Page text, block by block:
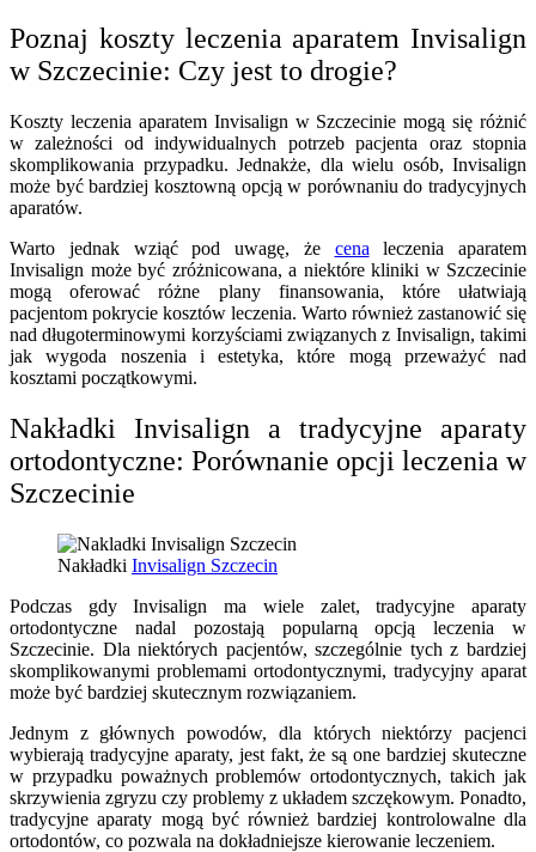
Poznaj koszty leczenia aparatem Invisalign
w Szczecinie: Czy jest to drogie?
Koszty leczenia aparatem Invisalign w Szczecinie mogą się różnić
w zależności od indywidualnych potrzeb pacjenta oraz stopnia
skomplikowania przypadku. Jednakże, dla wielu osób, Invisalign
może być bardziej kosztowną opcją w porównaniu do tradycyjnych
aparatów.
Warto jednak wziąć pod uwagę, że cena leczenia aparatem
Invisalign może być zróżnicowana, a niektóre kliniki w Szczecinie
mogą oferować różne plany finansowania, które ułatwiają
pacjentom pokrycie kosztów leczenia. Warto również zastanowić się
nad długoterminowymi korzyściami związanych z Invisalign, takimi
jak wygoda noszenia i estetyka, które mogą przeważyć nad
kosztami początkowymi.
Nakładki Invisalign a tradycyjne aparaty
ortodontyczne: Porównanie opcji leczenia w
Szczecinie
Nakładki Invisalign Szczecin
Podczas gdy Invisalign ma wiele zalet, tradycyjne aparaty
ortodontyczne nadal pozostają popularną opcją leczenia w
Szczecinie. Dla niektórych pacjentów, szczególnie tych z bardziej
skomplikowanymi problemami ortodontycznymi, tradycyjny aparat
może być bardziej skutecznym rozwiązaniem.
Jednym z głównych powodów, dla których niektórzy pacjenci
wybierają tradycyjne aparaty, jest fakt, że są one bardziej skuteczne
w przypadku poważnych problemów ortodontycznych, takich jak
skrzywienia zgryzu czy problemy z układem szczękowym. Ponadto,
tradycyjne aparaty mogą być również bardziej kontrolowalne dla
ortodontów, co pozwala na dokładniejsze kierowanie leczeniem.